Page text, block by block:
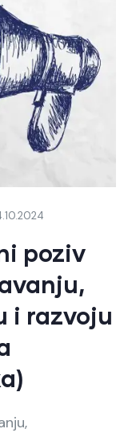
poziv
i razvoju